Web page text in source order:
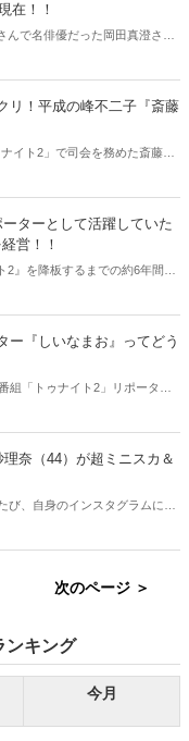
在！！
で名俳優だった岡田真澄さん
り見かけなくなったので、気
リ！平成の峰不二子『斎藤
イト2」で司会を務めた斎藤陽
た司会ぶりは有名でした。そ
ーターとして活躍していた
営！！
2』を降板するまでの約6年間リ
きり」さん。2000年には児童
ー『しいなまお』ってどう
組「トゥナイト2」リポーター
美人レポーターのしいなまお
奈（44）が超ミニスカ＆
び、自身のインスタグラムにて
ンを中心に大きな話題となっ
次のページ ＞
ンキング
今月